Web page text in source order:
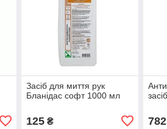
Засіб для миття рук
Бланідас софт 1000 мл
125₴ 782